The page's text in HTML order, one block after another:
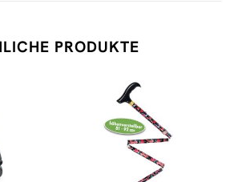
PRODUKTE